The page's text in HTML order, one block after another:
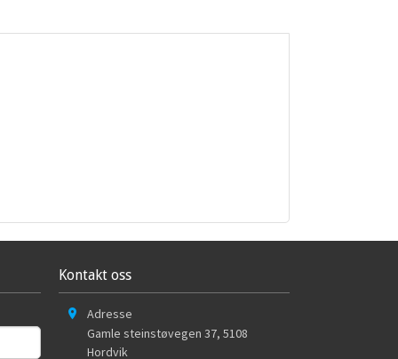
Kontakt oss
Adresse
Gamle steinstøvegen 37, 5108
Hordvik